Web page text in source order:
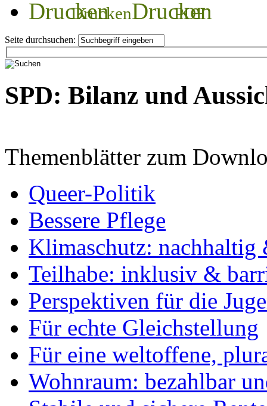
Drucken PDF
Seite durchsuchen:
SPD: Bilanz und
Themenblätter zum
Queer-Politik
Bessere Pflege
Klimaschutz: nachhaltig
Teilhabe: inklusiv &
Perspektiven für die
Für echte Gleichstellung
Für eine weltoffene,
Wohnraum: bezahlbar